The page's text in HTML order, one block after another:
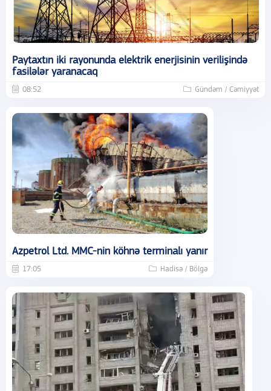
Paytaxtın iki rayonunda elektrik enerjisinin verilişində
fasilələr yaranacaq
08:52 Gündəm / Cəmiyyət
Azpetrol Ltd. MMC-nin köhnə terminalı yanır
17:05 Hadisə / Bölgə